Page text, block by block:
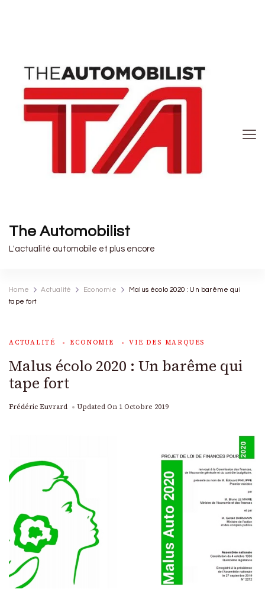
The Automobilist
L'actualité automobile et plus encore
Home Actualité Economie
Malus écolo 2020 : Un barême qui
tape fort
ACTUALITÉ ECONOMIE VIE DES MARQUES
Malus écolo 2020 : Un barême qui
tape fort
Frédéric Euvrard Updated On 1 Octobre 2019